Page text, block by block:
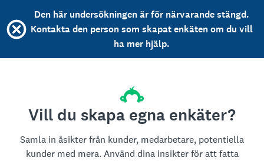
Den här undersökningen är för närvarande stängd.
Kontakta den person som skapat enkäten om du vill
ha mer hjälp.
Vill du skapa egna enkäter?
Samla in åsikter från kunder, medarbetare, potentiella
kunder med mera. Använd dina insikter för att fatta